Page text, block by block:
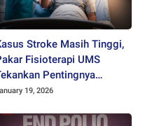
Stroke Masih Tinggi,
Fisioterapi UMS
Pentingnya
Dini
19, 2026